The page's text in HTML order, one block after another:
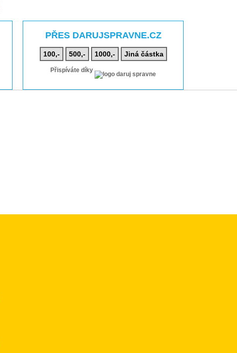
PŘES DARUJSPRAVNE.CZ
100,- 500,- 1000,- Jiná částka
Přispíváte díky